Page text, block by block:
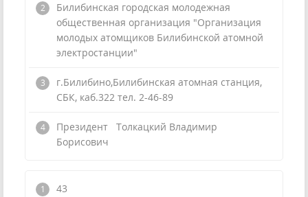
Билибинская городская молодежная
общественная организация "Организация
молодых атомщиков Билибинской атомной
электростанции"
г.Билибино,Билибинская атомная станция,
СБК, каб.322 тел. 2-46-89
Президент Толкацкий Владимир
Борисович
43